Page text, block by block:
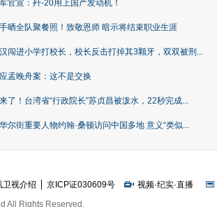
官宣：歼-20用上国产发动机！
晒全队聚餐照！致敬恩师 暗示将结束职业生涯
闯进小学打校长，校长反击打掉其3颗牙，双双被刑...
孟晚舟案：这不是交换
了！台湾省“行政院长”苏贞昌被泼水，22秒完成...
尔街重要人物约翰·桑顿访问中国多地 意义“类似...
卫视介绍 京ICP证030609号 视频·纪实·直播
All Rights Reserved.